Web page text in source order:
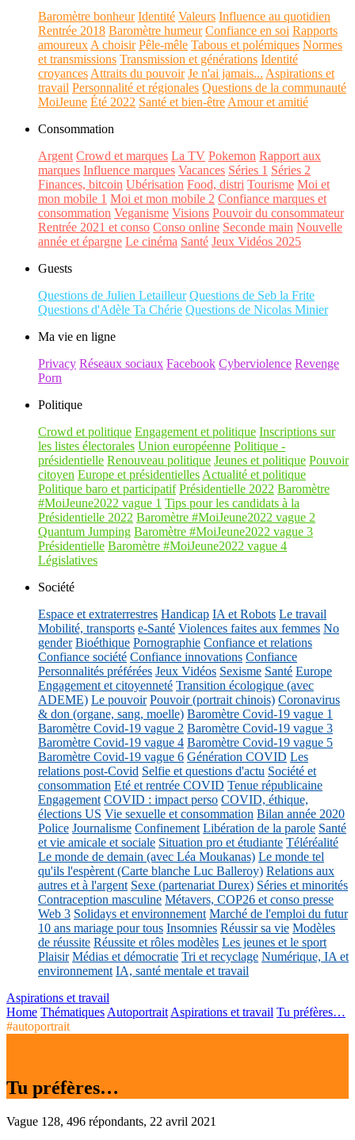
Baromètre bonheur Identité Valeurs Influence au quotidien
Rentrée 2018 Baromètre humeur Confiance en soi Rapports
amoureux A choisir Pêle-mêle Tabous et polémiques Normes
et transmissions Transmission et générations Identité
croyances Attraits du pouvoir Je n'ai jamais... Aspirations et
travail Personnalité et régionales Questions de la communauté
MoiJeune Été 2022 Santé et bien-être Amour et amitié
Consommation
Argent Crowd et marques La TV Pokemon Rapport aux
marques Influence marques Vacances Séries 1 Séries 2
Finances, bitcoin Ubérisation Food, distri Tourisme Moi et
mon mobile 1 Moi et mon mobile 2 Confiance marques et
consommation Veganisme Visions Pouvoir du consommateur
Rentrée 2021 et conso Conso online Seconde main Nouvelle
année et épargne Le cinéma Santé Jeux Vidéos 2025
Guests
Questions de Julien Letailleur Questions de Seb la Frite
Questions d'Adèle Ta Chérie Questions de Nicolas Minier
Ma vie en ligne
Privacy Réseaux sociaux Facebook Cyberviolence Revenge
Porn
Politique
Crowd et politique Engagement et politique Inscriptions sur
les listes électorales Union européenne Politique -
présidentielle Renouveau politique Jeunes et politique Pouvoir
citoyen Europe et présidentielles Actualité et politique
Politique baro et participatif Présidentielle 2022 Baromètre
#MoiJeune2022 vague 1 Tips pour les candidats à la
Présidentielle 2022 Baromètre #MoiJeune2022 vague 2
Quantum Jumping Baromètre #MoiJeune2022 vague 3
Présidentielle Baromètre #MoiJeune2022 vague 4
Législatives
Société
Espace et extraterrestres Handicap IA et Robots Le travail
Mobilité, transports e-Santé Violences faites aux femmes No
gender Bioéthique Pornographie Confiance et relations
Confiance société Confiance innovations Confiance
Personnalités préférées Jeux Vidéos Sexisme Santé Europe
Engagement et citoyenneté Transition écologique (avec
ADEME) Le pouvoir Pouvoir (portrait chinois) Coronavirus
& don (organe, sang, moelle) Baromètre Covid-19 vague 1
Baromètre Covid-19 vague 2 Baromètre Covid-19 vague 3
Baromètre Covid-19 vague 4 Baromètre Covid-19 vague 5
Baromètre Covid-19 vague 6 Génération COVID Les
relations post-Covid Selfie et questions d'actu Société et
consommation Eté et rentrée COVID Tenue républicaine
Engagement COVID : impact perso COVID, éthique,
élections US Vie sexuelle et consommation Bilan année 2020
Police Journalisme Confinement Libération de la parole Santé
et vie amicale et sociale Situation pro et étudiante Téléréalité
Le monde de demain (avec Léa Moukanas) Le monde tel
qu'ils l'espèrent (Carte blanche Luc Balleroy) Relations aux
autres et à l'argent Sexe (partenariat Durex) Séries et minorités
Contraception masculine Métavers, COP26 et conso presse
Web 3 Solidays et environnement Marché de l'emploi du futur
10 ans mariage pour tous Insomnies Réussir sa vie Modèles
de réussite Réussite et rôles modèles Les jeunes et le sport
Plaisir Médias et démocratie Tri et recyclage Numérique, IA et
environnement IA, santé mentale et travail
Aspirations et travail
Home Thématiques Autoportrait Aspirations et travail Tu préfères…
#autoportrait
Tu préfères…
Vague 128, 496 répondants, 22 avril 2021